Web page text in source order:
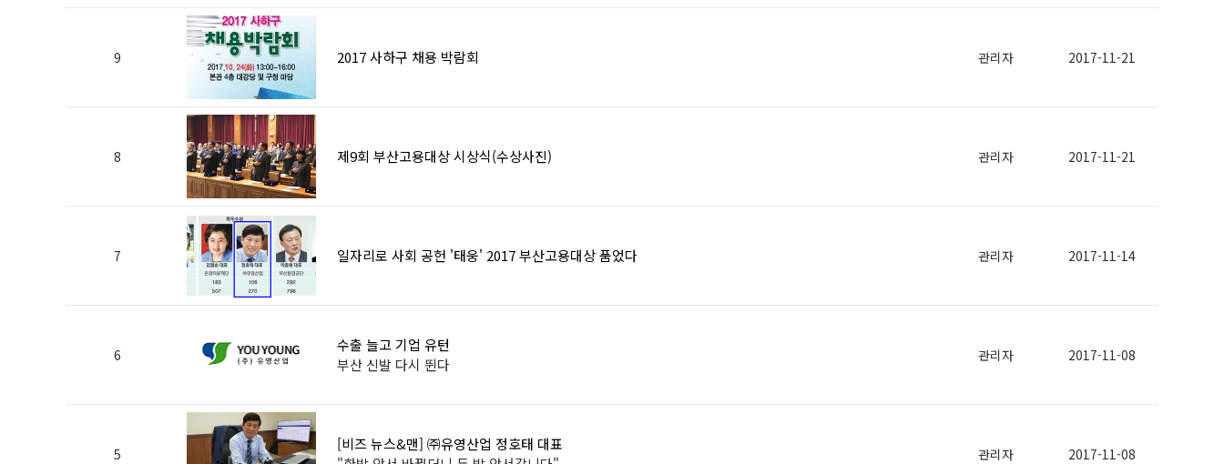
9 2017 사하구 채용 박람회 관리자 2017-11-21
8 제9회 부산고용대상 시상식(수상사진) 관리자 2017-11-21
7 일자리로 사회 공헌 '태웅' 2017 부산고용대상 품었다 관리자 2017-11-14
6
수출 늘고 기업 유턴
부산 신발 다시 뛴다
관리자 2017-11-08
5
[비즈 뉴스&맨] ㈜유영산업 정호태 대표
관리자 2017-11-08